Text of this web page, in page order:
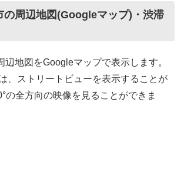
の周辺地図(Googleマップ)・渋滞
辺地図をGoogleマップで表示します。
、ストリートビューを表示することが
の全方向の映像を見ることができま